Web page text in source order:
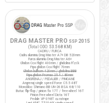
DRAG MASTER PRO SSP 2015
(Total ODO: 53.568 KM )
CADRU / FURCA
Cadru aluminiu Drag Master A7+ DB 520mm
Furca aluminiu Drag Master A6+
Ghidon Cox Flight 400mm / ghidolina Fi'zi:k
Pipa ghidon Cox Flight 70mm
Ghidon bullhorn 420mm / ghidolina BBB
Pipa ghidon Promax 25.4 / 80mm
ANGRENAJ / PEDALIER / PINIOANE
Angrenaj single speed Force C5.5 48T
Monobloc Shimano BB UN-26 BSA 68/110
Butuc flip-flop / pinion fix 17T / freewheel 16T
Pinion Freewheel Dicta 16T
Pedale VP-398T cu ratrape